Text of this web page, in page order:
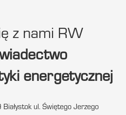
z nami RW
energetycznej
ul. Świętego Jerzego